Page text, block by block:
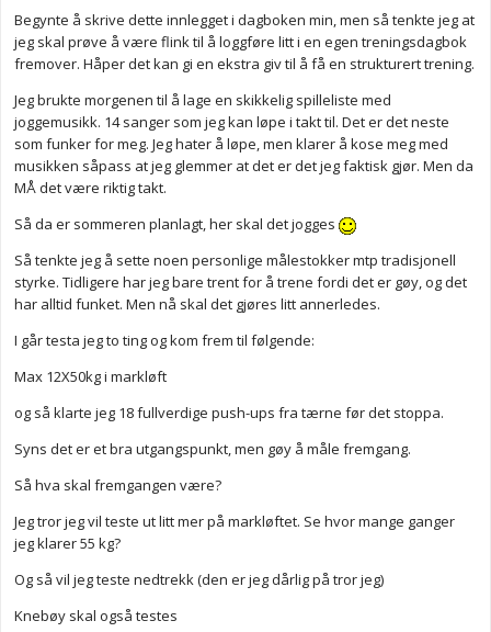
Begynte å skrive dette innlegget i dagboken min, men så tenkte jeg at
jeg skal prøve å være flink til å loggføre litt i en egen treningsdagbok
fremover. Håper det kan gi en ekstra giv til å få en strukturert trening.
Jeg brukte morgenen til å lage en skikkelig spilleliste med
joggemusikk. 14 sanger som jeg kan løpe i takt til. Det er det neste
som funker for meg. Jeg hater å løpe, men klarer å kose meg med
musikken såpass at jeg glemmer at det er det jeg faktisk gjør. Men da
MÅ det være riktig takt.
Så da er sommeren planlagt, her skal det jogges
Så tenkte jeg å sette noen personlige målestokker mtp tradisjonell
styrke. Tidligere har jeg bare trent for å trene fordi det er gøy, og det
har alltid funket. Men nå skal det gjøres litt annerledes.
I går testa jeg to ting og kom frem til følgende:
Max 12X50kg i markløft
og så klarte jeg 18 fullverdige push-ups fra tærne før det stoppa.
Syns det er et bra utgangspunkt, men gøy å måle fremgang.
Så hva skal fremgangen være?
Jeg tror jeg vil teste ut litt mer på markløftet. Se hvor mange ganger
jeg klarer 55 kg?
Og så vil jeg teste nedtrekk (den er jeg dårlig på tror jeg)
Knebøy skal også testes